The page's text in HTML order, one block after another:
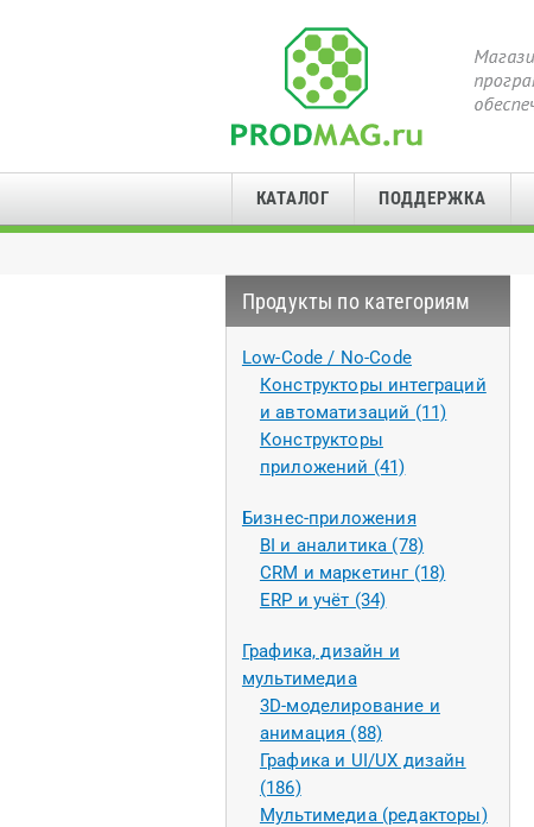
КАТАЛОГ ПОДДЕРЖКА
Продукты по категориям
Low-Code / No-Code
Конструкторы интеграций
и автоматизаций (11)
Конструкторы
приложений (41)
Бизнес-приложения
BI и аналитика (78)
CRM и маркетинг (18)
ERP и учёт (34)
Графика, дизайн и
мультимедиа
3D-моделирование и
анимация (88)
Графика и UI/UX дизайн
(186)
Мультимедиа (редакторы)